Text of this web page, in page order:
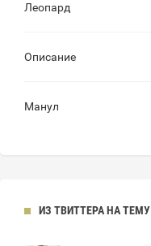
Леопард
Описание
Манул
ИЗ ТВИТТЕРА НА ТЕМУ